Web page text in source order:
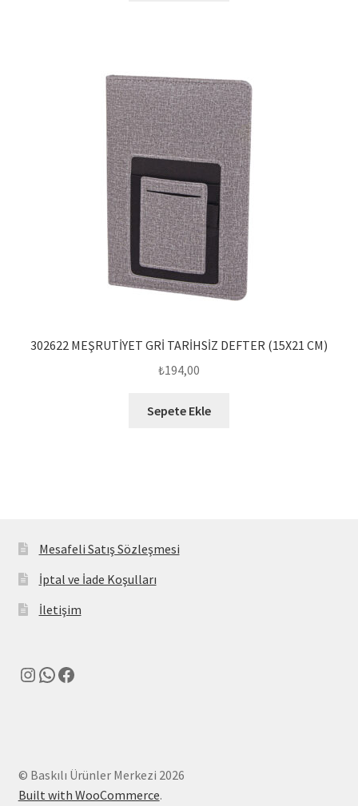
302622 MEŞRUTİYET GRİ TARİHSİZ DEFTER (15X21 CM)
₺194,00
Sepete Ekle
Mesafeli Satış Sözleşmesi
İptal ve İade Koşulları
İletişim
Instagram
WhatsApp
Facebook
© Baskılı Ürünler Merkezi 2026
Built with WooCommerce.